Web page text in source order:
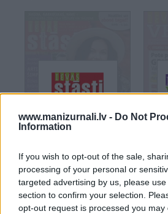
www.manizurnali.lv - Do Not
Information
If you wish to opt-out of the sale,
processing of your personal or
targeted advertising by us, please
section to confirm your selection.
opt-out request is processed you may
IEVAS STĀSTI
Nr. 22
Šķirstīt
Nr. 22